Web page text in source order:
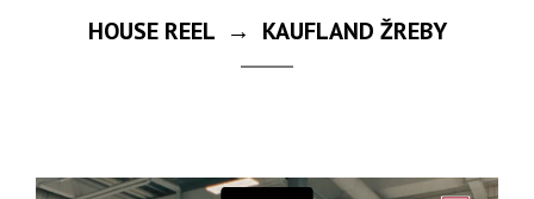
HOUSE REEL → KAUFLAND ŽREBY